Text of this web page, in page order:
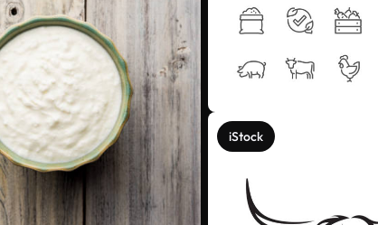
iStock